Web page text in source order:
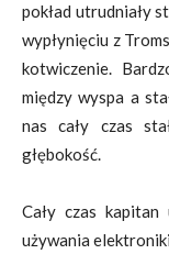
pokład utrudniały
wypłynięciu z
kotwiczenie.
między wyspa a
nas cały czas
głębokość.
Cały czas kapitan
używania